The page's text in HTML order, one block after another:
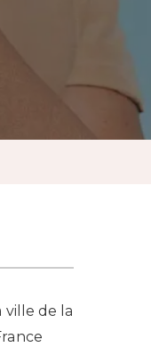
ville de la